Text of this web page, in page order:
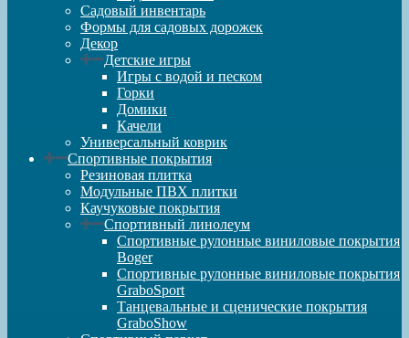
Садовый инвентарь
Формы для садовых дорожек
Декор
Детские игры
Игры с водой и песком
Горки
Домики
Качели
Универсальный коврик
Спортивные покрытия
Резиновая плитка
Модульные ПВХ плитки
Каучуковые покрытия
Спортивный линолеум
Спортивные рулонные виниловые покрытия
Boger
Спортивные рулонные виниловые покрытия
GraboSport
Танцевальные и сценические покрытия
GraboShow